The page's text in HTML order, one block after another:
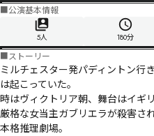
■公演基本情報
5人 180分
■ストーリー
ミルチェスター発パディントン行
は起こっていた。
時はヴィクトリア朝、舞台はイギリ
厳格な女当主ガブリエラが殺害さ
本格推理劇場。